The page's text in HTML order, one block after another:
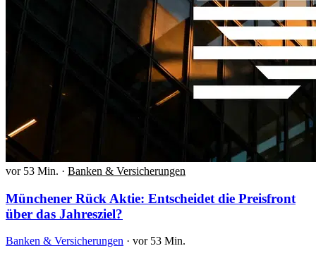
vor 53 Min. · Banken & Versicherungen
Münchener Rück Aktie: Entscheidet die Preisfront
über das Jahresziel?
Banken & Versicherungen · vor 53 Min.